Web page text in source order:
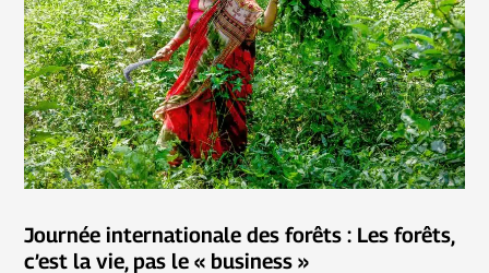
Journée internationale des forêts : Les forêts,
c’est la vie, pas le « business »